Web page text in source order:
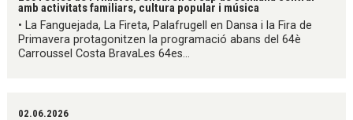
amb activitats familiars, cultura popular i música
• La Fanguejada, La Fireta, Palafrugell en Dansa i la Fira de
Primavera protagonitzen la programació abans del 64è
Carroussel Costa BravaLes 64es...
02.06.2026